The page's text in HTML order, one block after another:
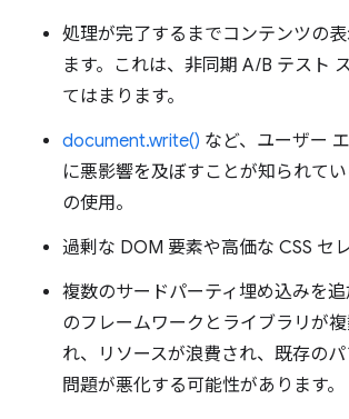
処理が完了するまでコンテンツの
ます。これは、非同期 A/B テスト
てはまります。
document.write() など、ユーザー
に悪影響を及ぼすことが知られて
の使用。
過剰な DOM 要素や高価な CSS セレ
複数のサードパーティ埋め込みを
のフレームワークとライブラリが
れ、リソースが浪費され、既存の
問題が悪化する可能性があります。